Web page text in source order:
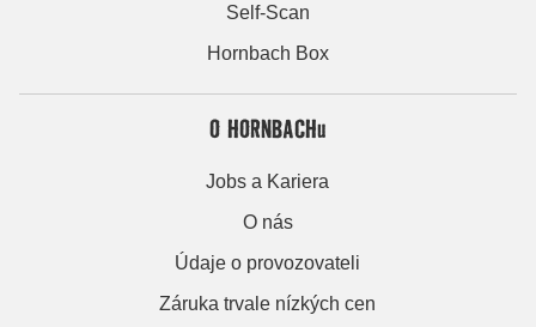
Self-Scan
Hornbach Box
O HORNBACHu
Jobs a Kariera
O nás
Údaje o provozovateli
Záruka trvale nízkých cen